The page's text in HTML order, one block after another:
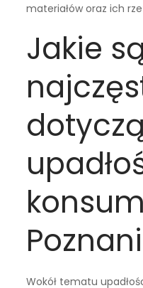
materiałów oraz ich
Jakie
Wokół tematu